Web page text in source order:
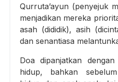
Qurruta’ayun (penyejuk
menjadikan mereka
asah (dididik), asih
dan senantiasa
Doa dipanjatkan dengan
hidup, bahkan